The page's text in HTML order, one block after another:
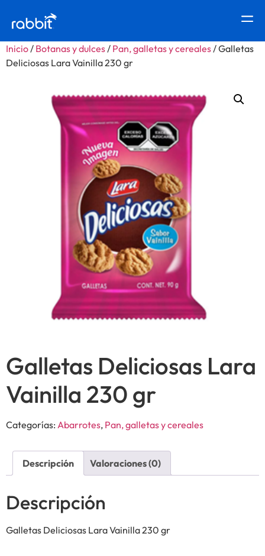
Inicio/ Botanas y dulces/ Pan, galletas y cereales/ Galletas
Deliciosas Lara Vainilla 230 gr
Galletas Deliciosas Lara
Vainilla 230 gr
Categorías: Abarrotes, Pan, galletas y cereales
Descripción Valoraciones (0)
Descripción
Galletas Deliciosas Lara Vainilla 230 gr